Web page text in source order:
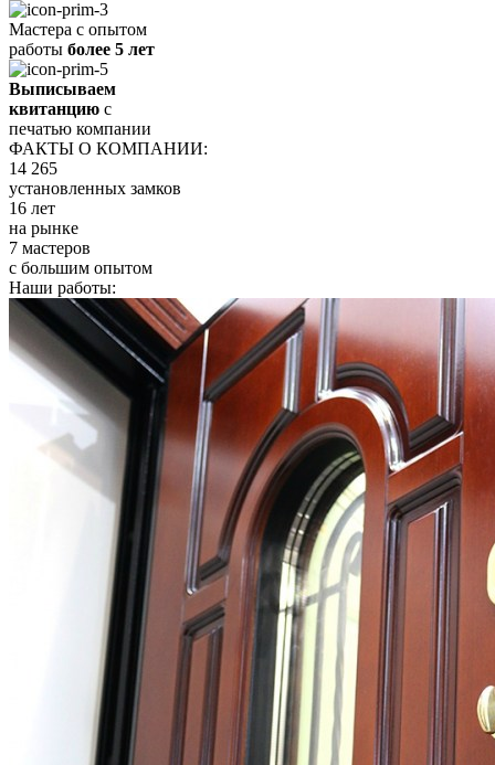
Мастера с опытом
работы более 5 лет
Выписываем
квитанцию с
печатью компании
ФАКТЫ О КОМПАНИИ:
14 265
установленных замков
16 лет
на рынке
7 мастеров
с большим опытом
Наши работы: